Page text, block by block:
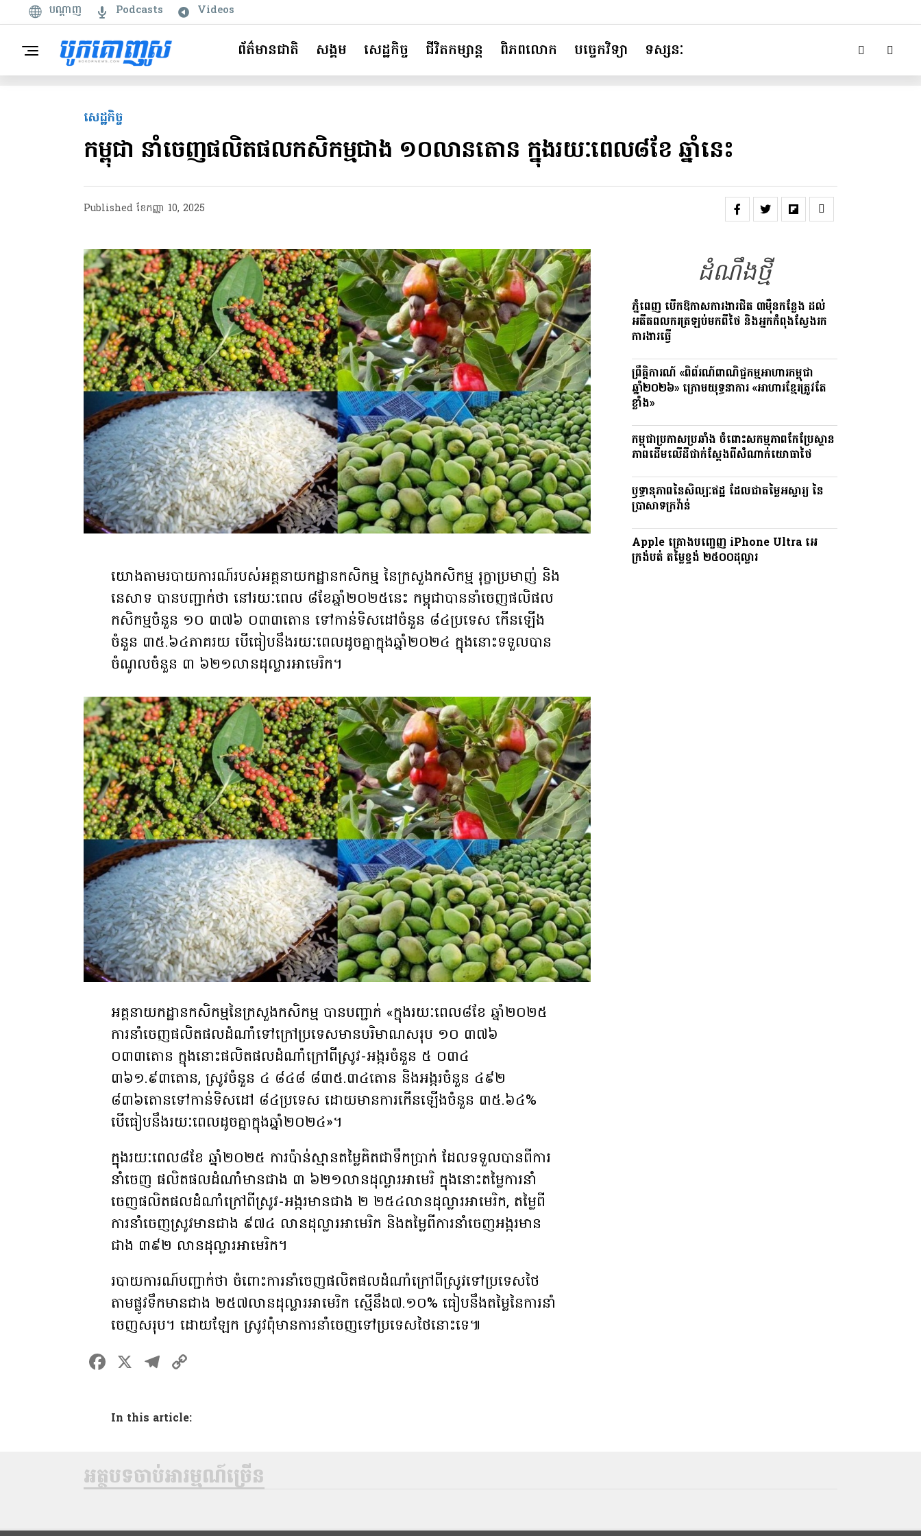
បណ្តាញ Podcasts Videos
ព័ត៌មានជាតិ សង្គម សេដ្ឋកិច្ច ជីវិតកម្សាន្ត ពិភពលោក បច្ចេកវិទ្យា ទស្សនៈ
សេដ្ឋកិច្ច
កម្ពុជា នាំចេញផលិតផលកសិកម្មជាង ១០លានតោន ក្នុងរយៈពេល៨ខែ ឆ្នាំនេះ
Published ខែ​កញ្ញា 10, 2025
យោងតាមរបាយការណ៍របស់អគ្គនាយកដ្ឋានកសិកម្ម នៃក្រសួងកសិកម្ម រុក្ខាប្រមាញ់ និង
នេសាទ បានបញ្ជាក់ថា នៅរយៈពេល ៨ខែឆ្នាំ២០២៥នេះ កម្ពុជាបាននាំចេញផលិផល
កសិកម្មចំនួន ១០ ៣៧៦ ០៣៣តោន ទៅកាន់ទិសដៅចំនួន ៨៤ប្រទេស កើនឡើង
ចំនួន ៣៥.៦៤ភាគរយ បើធៀបនឹងរយៈពេលដូចគ្នាក្នុងឆ្នាំ២០២៤ ក្នុងនោះទទួលបាន
ចំណូលចំនួន ៣ ៦២១លានដុល្លារអាមេរិក។
អគ្គនាយកដ្ឋានកសិកម្មនៃក្រសួងកសិកម្ម បានបញ្ជាក់ «ក្នុងរយៈពេល៨ខែ ឆ្នាំ២០២៥
ការនាំចេញផលិតផលដំណាំទៅក្រៅប្រទេសមានបរិមាណសរុប ១០ ៣៧៦
០៣៣តោន ក្នុងនោះផលិតផលដំណាំក្រៅពីស្រូវ-អង្ករចំនួន ៥ ០៣៤
៣៦១.៩៣តោន, ស្រូវចំនួន ៤ ៨៤៨ ៨៣៥.៣៤តោន និងអង្ករចំនួន ៤៩២
៨៣៦តោនទៅកាន់ទិសដៅ ៨៤ប្រទេស ដោយមានការកើនឡើងចំនួន ៣៥.៦៤%
បើធៀបនឹងរយៈពេលដូចគ្នាក្នុងឆ្នាំ២០២៤»។
ក្នុងរយៈពេល៨ខែ ឆ្នាំ២០២៥ ការប៉ាន់ស្មានតម្លៃគិតជាទឹកប្រាក់ ដែលទទួលបានពីការ
នាំចេញ ផលិតផលដំណាំមានជាង ៣ ៦២១លានដុល្លារអាមេរិ ក្នុងនោះតម្លៃការនាំ
ចេញផលិតផលដំណាំក្រៅពីស្រូវ-អង្ករមានជាង ២ ២៥៤លានដុល្លារអាមេរិក, តម្លៃពី
ការនាំចេញស្រូវមានជាង ៩៧៤ លានដុល្លារអាមេរិក និងតម្លៃពីការនាំចេញអង្ករមាន
ជាង ៣៩២ លានដុល្លារអាមេរិក។
របាយការណ៍បញ្ជាក់ថា ចំពោះការនាំចេញផលិតផលដំណាំក្រៅពីស្រូវទៅប្រទេសថៃ
តាមផ្លូវទឹកមានជាង ២៥៧លានដុល្លារអាមេរិក ស្មើនឹង៧.១០% ធៀបនឹងតម្លៃនៃការនាំ
ចេញសរុប។ ដោយឡែក ស្រូវពុំមានការនាំចេញទៅប្រទេសថៃនោះទេ៕
F
ce
b
o
k
X T
e
gr
m
y
n
k
In this article:
ដំណឹងថ្មី
ភ្នំពេញ បើកឱកាសការងារជិត ៣ម៉ឺនកន្លែង ដល់
អតីតពលករត្រឡប់មកពីថៃ និងអ្នកកំពុងស្វែងរក
ការងារធ្វើ
ព្រឹត្តិការណ៍ «ពិព័រណ៍ពាណិជ្ជកម្មអាហារកម្ពុជា
ឆ្នាំ២០២៦» ក្រោមយុទ្ធនាការ «អាហារខ្មែរត្រូវតែ
ខ្លាំង»
កម្ពុជាប្រកាសប្រឆាំង ចំពោះសកម្មភាពកែប្រែស្ថាន
ភាពដើមលើដីជាក់ស្តែងពីសំណាក់យោធាថៃ
ឫទ្ធានុភាពនៃសិល្បៈឥដ្ឋ ដែលជាតម្លៃអស្ចារ្យ នៃ
ប្រាសាទក្រវ៉ាន់
Apple គ្រោងបញ្ចេញ iPhone Ultra អេ
ក្រង់បត់ តម្លៃខ្ទង់ ២៥០០ដុល្លារ
អត្ថបទចាប់អារម្មណ៍ច្រើន